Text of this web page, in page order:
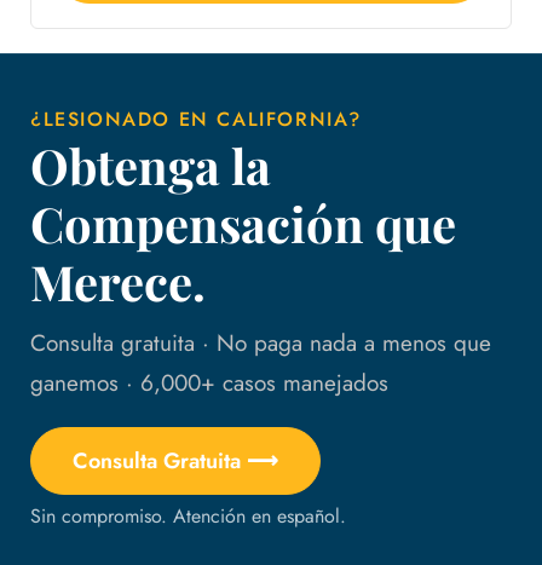
¿LESIONADO EN CALIFORNIA?
Obtenga la
Compensación que
Merece.
Consulta gratuita · No paga nada a menos que
ganemos · 6,000+ casos manejados
Consulta Gratuita ⟶
Sin compromiso. Atención en español.